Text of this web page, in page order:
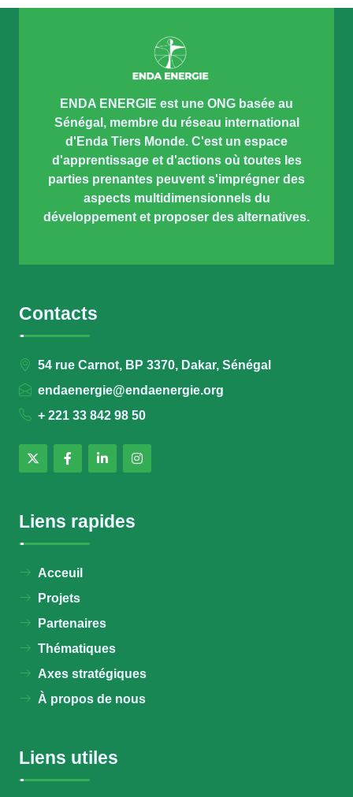
ENDA ENERGIE est une ONG basée au
Sénégal, membre du réseau international
d'Enda Tiers Monde. C'est un espace
d'apprentissage et d'actions où toutes les
parties prenantes peuvent s'imprégner des
aspects multidimensionnels du
développement et proposer des alternatives.
Contacts
54 rue Carnot, BP 3370, Dakar, Sénégal
endaenergie@endaenergie.org
+ 221 33 842 98 50
Liens rapides
Acceuil
Projets
Partenaires
Thématiques
Axes stratégiques
À propos de nous
Liens utiles